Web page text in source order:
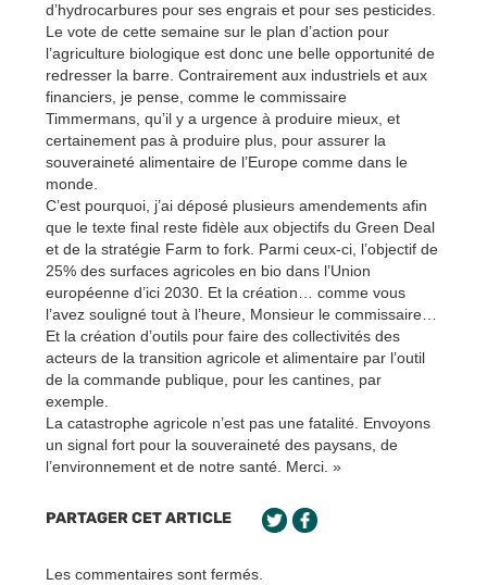
d’hydrocarbures pour ses engrais et pour ses pesticides.
Le vote de cette semaine sur le plan d’action pour
l’agriculture biologique est donc une belle opportunité de
redresser la barre. Contrairement aux industriels et aux
financiers, je pense, comme le commissaire
Timmermans, qu’il y a urgence à produire mieux, et
certainement pas à produire plus, pour assurer la
souveraineté alimentaire de l’Europe comme dans le
monde.
C’est pourquoi, j’ai déposé plusieurs amendements afin
que le texte final reste fidèle aux objectifs du Green Deal
et de la stratégie Farm to fork. Parmi ceux-ci, l’objectif de
25% des surfaces agricoles en bio dans l’Union
européenne d’ici 2030. Et la création… comme vous
l’avez souligné tout à l’heure, Monsieur le commissaire…
Et la création d’outils pour faire des collectivités des
acteurs de la transition agricole et alimentaire par l’outil
de la commande publique, pour les cantines, par
exemple.
La catastrophe agricole n’est pas une fatalité. Envoyons
un signal fort pour la souveraineté des paysans, de
l’environnement et de notre santé. Merci. »
PARTAGER CET ARTICLE
Les commentaires sont fermés.